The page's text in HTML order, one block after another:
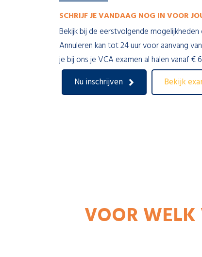
SCHRIJF JE VANDAAG NOG IN VOOR
Bekijk bij de eerstvolgende
Annuleren kan tot 24 uur voor aanvang
je bij ons je VCA examen al halen vanaf €
Nu inschrijven
Bekijk
VOOR